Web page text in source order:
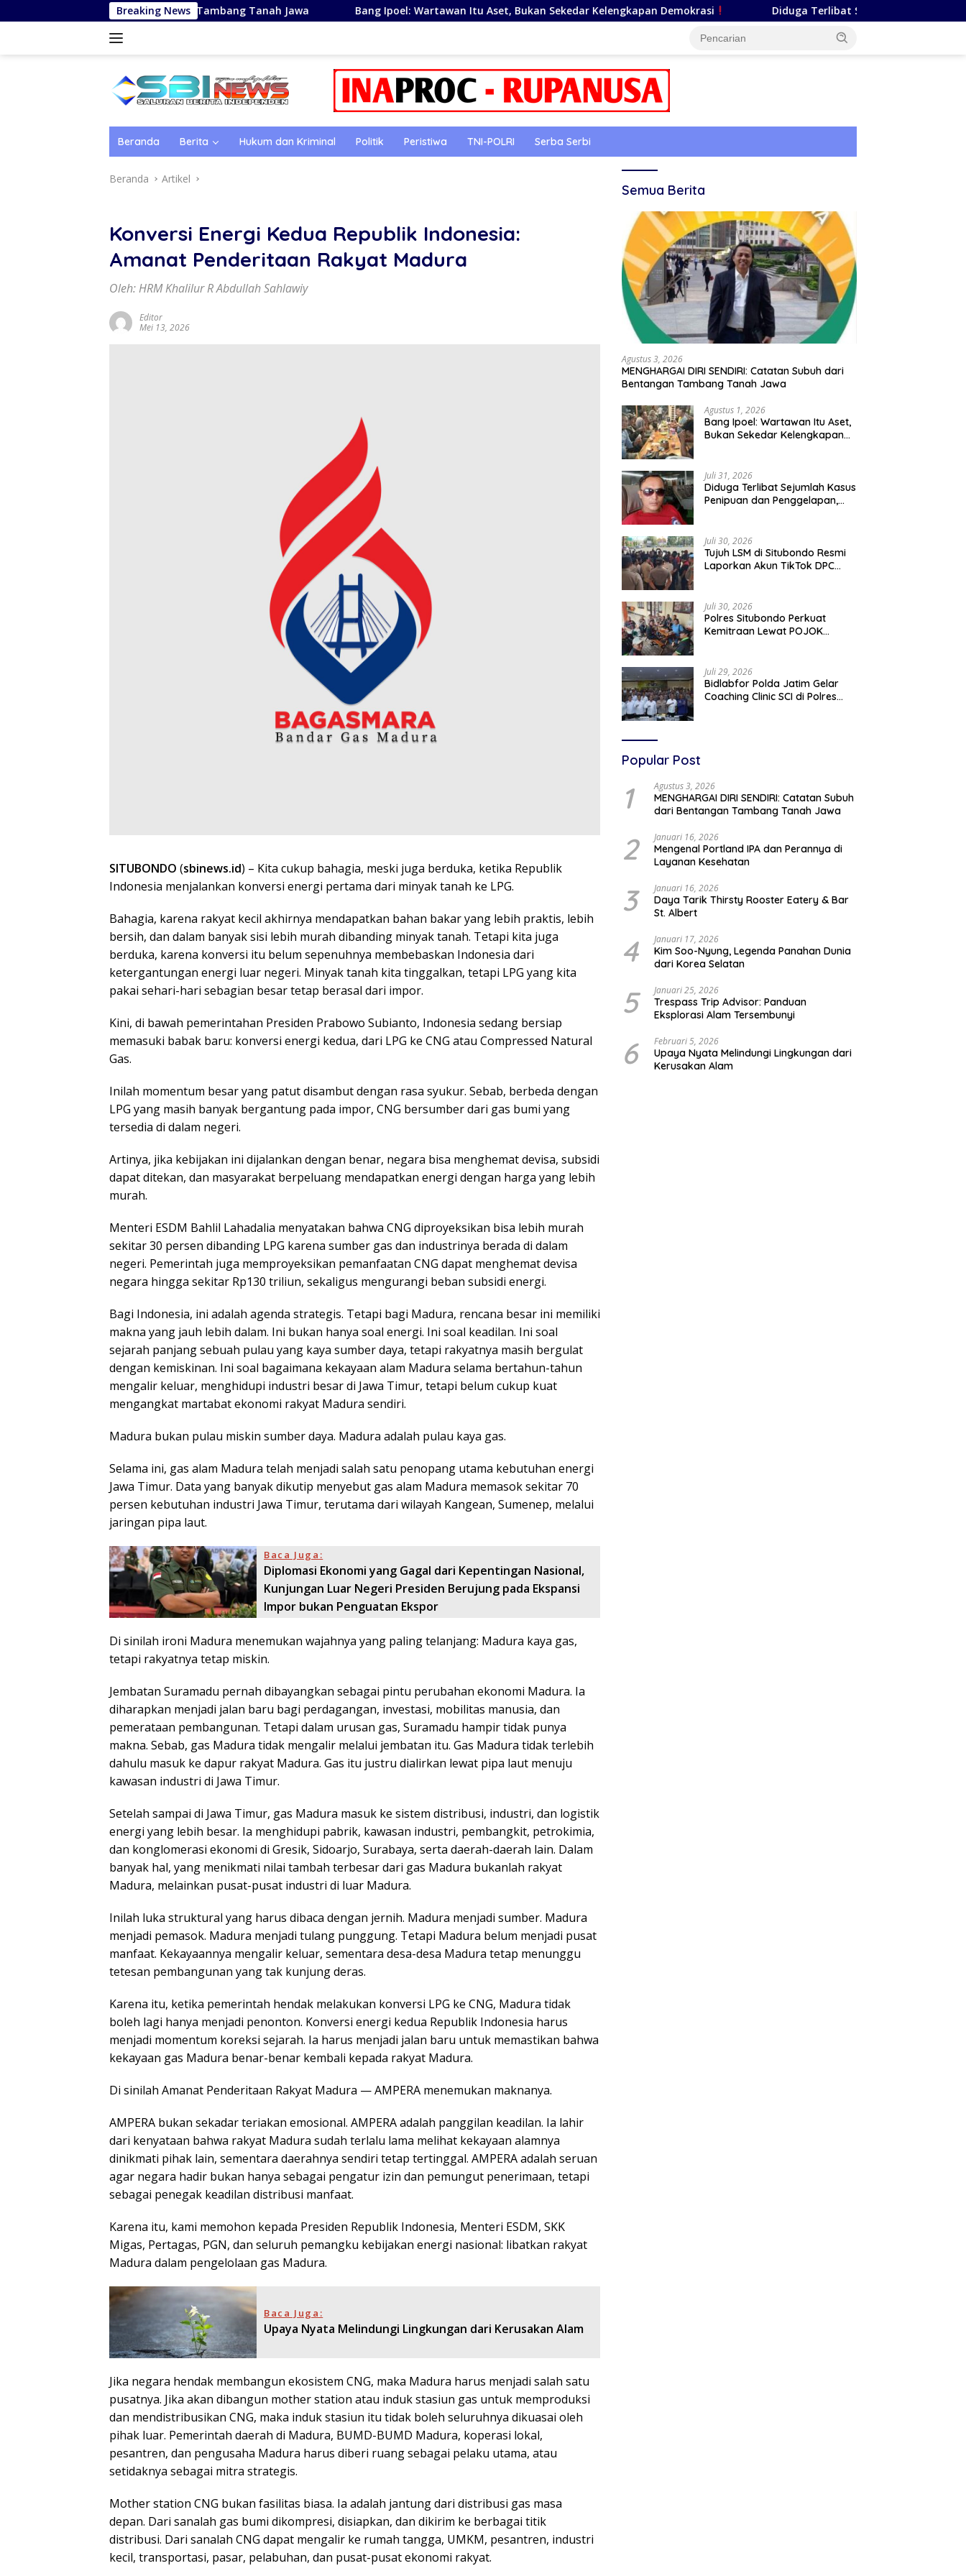
ke
Breaking News
dari Bentangan Tambang Tanah Jawa Bang Ipoel: Wartawan Itu Aset, Bukan Sekedar Kelengkapan Demokrasi Diduga Terlibat Sejumlah Kasus Penipuan dan
Beranda Berita Hukum dan Kriminal Politik Peristiwa TNI-POLRI Serba Serbi
Beranda Artikel
Konversi Energi Kedua Republik Indonesia:
Amanat Penderitaan Rakyat Madura
Oleh: HRM Khalilur R Abdullah Sahlawiy
Editor
Mei 13, 2026
SITUBONDO (sbinews.id) – Kita cukup bahagia, meski juga berduka, ketika Republik
Indonesia menjalankan konversi energi pertama dari minyak tanah ke LPG.
Bahagia, karena rakyat kecil akhirnya mendapatkan bahan bakar yang lebih praktis, lebih
bersih, dan dalam banyak sisi lebih murah dibanding minyak tanah. Tetapi kita juga
berduka, karena konversi itu belum sepenuhnya membebaskan Indonesia dari
ketergantungan energi luar negeri. Minyak tanah kita tinggalkan, tetapi LPG yang kita
pakai sehari-hari sebagian besar tetap berasal dari impor.
Kini, di bawah pemerintahan Presiden Prabowo Subianto, Indonesia sedang bersiap
memasuki babak baru: konversi energi kedua, dari LPG ke CNG atau Compressed Natural
Gas.
Inilah momentum besar yang patut disambut dengan rasa syukur. Sebab, berbeda dengan
LPG yang masih banyak bergantung pada impor, CNG bersumber dari gas bumi yang
tersedia di dalam negeri.
Artinya, jika kebijakan ini dijalankan dengan benar, negara bisa menghemat devisa, subsidi
dapat ditekan, dan masyarakat berpeluang mendapatkan energi dengan harga yang lebih
murah.
Menteri ESDM Bahlil Lahadalia menyatakan bahwa CNG diproyeksikan bisa lebih murah
sekitar 30 persen dibanding LPG karena sumber gas dan industrinya berada di dalam
negeri. Pemerintah juga memproyeksikan pemanfaatan CNG dapat menghemat devisa
negara hingga sekitar Rp130 triliun, sekaligus mengurangi beban subsidi energi.
Bagi Indonesia, ini adalah agenda strategis. Tetapi bagi Madura, rencana besar ini memiliki
makna yang jauh lebih dalam. Ini bukan hanya soal energi. Ini soal keadilan. Ini soal
sejarah panjang sebuah pulau yang kaya sumber daya, tetapi rakyatnya masih bergulat
dengan kemiskinan. Ini soal bagaimana kekayaan alam Madura selama bertahun-tahun
mengalir keluar, menghidupi industri besar di Jawa Timur, tetapi belum cukup kuat
mengangkat martabat ekonomi rakyat Madura sendiri.
Madura bukan pulau miskin sumber daya. Madura adalah pulau kaya gas.
Selama ini, gas alam Madura telah menjadi salah satu penopang utama kebutuhan energi
Jawa Timur. Data yang banyak dikutip menyebut gas alam Madura memasok sekitar 70
persen kebutuhan industri Jawa Timur, terutama dari wilayah Kangean, Sumenep, melalui
jaringan pipa laut.
Baca Juga:
Diplomasi Ekonomi yang Gagal dari Kepentingan Nasional,
Kunjungan Luar Negeri Presiden Berujung pada Ekspansi
Impor bukan Penguatan Ekspor
Di sinilah ironi Madura menemukan wajahnya yang paling telanjang: Madura kaya gas,
tetapi rakyatnya tetap miskin.
Jembatan Suramadu pernah dibayangkan sebagai pintu perubahan ekonomi Madura. Ia
diharapkan menjadi jalan baru bagi perdagangan, investasi, mobilitas manusia, dan
pemerataan pembangunan. Tetapi dalam urusan gas, Suramadu hampir tidak punya
makna. Sebab, gas Madura tidak mengalir melalui jembatan itu. Gas Madura tidak terlebih
dahulu masuk ke dapur rakyat Madura. Gas itu justru dialirkan lewat pipa laut menuju
kawasan industri di Jawa Timur.
Setelah sampai di Jawa Timur, gas Madura masuk ke sistem distribusi, industri, dan logistik
energi yang lebih besar. Ia menghidupi pabrik, kawasan industri, pembangkit, petrokimia,
dan konglomerasi ekonomi di Gresik, Sidoarjo, Surabaya, serta daerah-daerah lain. Dalam
banyak hal, yang menikmati nilai tambah terbesar dari gas Madura bukanlah rakyat
Madura, melainkan pusat-pusat industri di luar Madura.
Inilah luka struktural yang harus dibaca dengan jernih. Madura menjadi sumber. Madura
menjadi pemasok. Madura menjadi tulang punggung. Tetapi Madura belum menjadi pusat
manfaat. Kekayaannya mengalir keluar, sementara desa-desa Madura tetap menunggu
tetesan pembangunan yang tak kunjung deras.
Karena itu, ketika pemerintah hendak melakukan konversi LPG ke CNG, Madura tidak
boleh lagi hanya menjadi penonton. Konversi energi kedua Republik Indonesia harus
menjadi momentum koreksi sejarah. Ia harus menjadi jalan baru untuk memastikan bahwa
kekayaan gas Madura benar-benar kembali kepada rakyat Madura.
Di sinilah Amanat Penderitaan Rakyat Madura — AMPERA menemukan maknanya.
AMPERA bukan sekadar teriakan emosional. AMPERA adalah panggilan keadilan. Ia lahir
dari kenyataan bahwa rakyat Madura sudah terlalu lama melihat kekayaan alamnya
dinikmati pihak lain, sementara daerahnya sendiri tetap tertinggal. AMPERA adalah seruan
agar negara hadir bukan hanya sebagai pengatur izin dan pemungut penerimaan, tetapi
sebagai penegak keadilan distribusi manfaat.
Karena itu, kami memohon kepada Presiden Republik Indonesia, Menteri ESDM, SKK
Migas, Pertagas, PGN, dan seluruh pemangku kebijakan energi nasional: libatkan rakyat
Madura dalam pengelolaan gas Madura.
Baca Juga:
Upaya Nyata Melindungi Lingkungan dari Kerusakan Alam
Jika negara hendak membangun ekosistem CNG, maka Madura harus menjadi salah satu
pusatnya. Jika akan dibangun mother station atau induk stasiun gas untuk memproduksi
dan mendistribusikan CNG, maka induk stasiun itu tidak boleh seluruhnya dikuasai oleh
pihak luar. Pemerintah daerah di Madura, BUMD-BUMD Madura, koperasi lokal,
pesantren, dan pengusaha Madura harus diberi ruang sebagai pelaku utama, atau
setidaknya sebagai mitra strategis.
Mother station CNG bukan fasilitas biasa. Ia adalah jantung dari distribusi gas masa
depan. Dari sanalah gas bumi dikompresi, disiapkan, dan dikirim ke berbagai titik
distribusi. Dari sanalah CNG dapat mengalir ke rumah tangga, UMKM, pesantren, industri
kecil, transportasi, pasar, pelabuhan, dan pusat-pusat ekonomi rakyat.
Semua Berita
Agustus 3, 2026
MENGHARGAI DIRI SENDIRI: Catatan Subuh dari
Bentangan Tambang Tanah Jawa
Agustus 1, 2026
Bang Ipoel: Wartawan Itu Aset,
Bukan Sekedar Kelengkapan
Juli 31, 2026
Diduga Terlibat Sejumlah Kasus
Penipuan dan Penggelapan,
Bersalah
Juli 30, 2026
Tujuh LSM di Situbondo Resmi
Laporkan Akun TikTok DPC
Tak Ditindaklanjuti
Juli 30, 2026
Polres Situbondo Perkuat
Kemitraan Lewat POJOK
Komunikasi Humanis
Juli 29, 2026
Bidlabfor Polda Jatim Gelar
Coaching Clinic SCI di Polres
Popular Post
1 Agustus 3, 2026
MENGHARGAI DIRI SENDIRI: Catatan Subuh
dari Bentangan Tambang Tanah Jawa
2 Januari 16, 2026
Mengenal Portland IPA dan Perannya di
Layanan Kesehatan
3 Januari 16, 2026
Daya Tarik Thirsty Rooster Eatery & Bar
St. Albert
4 Januari 17, 2026
Kim Soo-Nyung, Legenda Panahan Dunia
dari Korea Selatan
5 Januari 25, 2026
Trespass Trip Advisor: Panduan
Eksplorasi Alam Tersembunyi
6 Februari 5, 2026
Upaya Nyata Melindungi Lingkungan dari
Kerusakan Alam